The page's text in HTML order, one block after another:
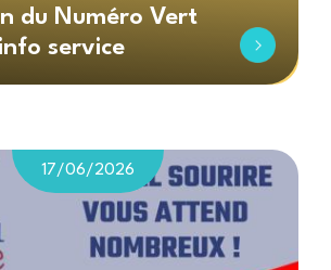
du Numéro Vert
service
17/06/2026